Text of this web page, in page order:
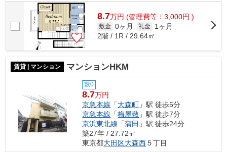
区で物件探しをするなら、oomori@ideal-...
8.7万円 (管理費等：3,000円 )
敷金 0ヶ月 礼金
1ヶ月
2階 / 1R / 29.64㎡
賃貸 | マンション マンションHKM
敷0
8.7万円
京急本線 「大森町 」駅 徒歩5分
京急本線 「梅屋敷 」駅 徒歩7分
京浜東北線 「蒲田 」駅 徒歩24分
築27年 / 27.72㎡
東京都大田区大森西５丁目